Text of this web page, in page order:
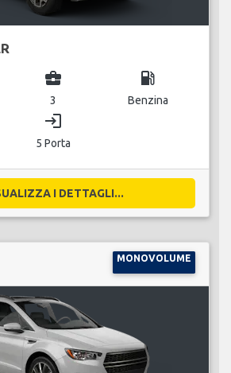
business_center
3
local_gas_station
Benzina
login
5 Porta
I DETTAGLI...
MONOVOLUME